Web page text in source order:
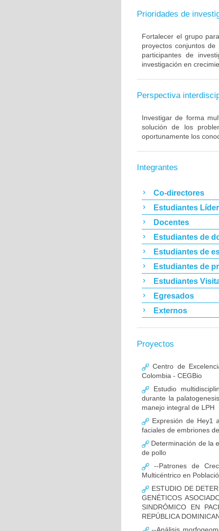
Prioridades de
Fortalecer el grupo
proyectos conjuntos
participantes de
investigación en
Perspectiva
Investigar de forma
solución de los
oportunamente los
Integrantes
Co-directores
Estudiantes
Docentes
Estudiantes de
Estudiantes de
Estudiantes de
Estudiantes
Egresados
Externos
Proyectos
Centro de
Colombia - CEGBio
Estudio
durante la
manejo integral de LPH
Expresión de Hey1
faciales de embriones
Determinación de la
de pollo
--Patrones de
Multicéntrico en
ESTUDIO DE
GENÉTICOS
SINDRÓMICO EN
REPÚBLICA